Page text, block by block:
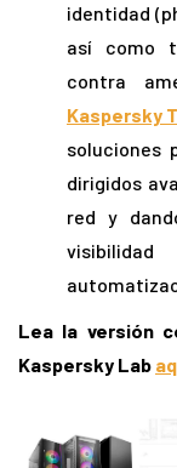
identidad
así como
contra
Kaspersky
soluciones
dirigidos
red y
Lea la versión
Kaspersky Lab